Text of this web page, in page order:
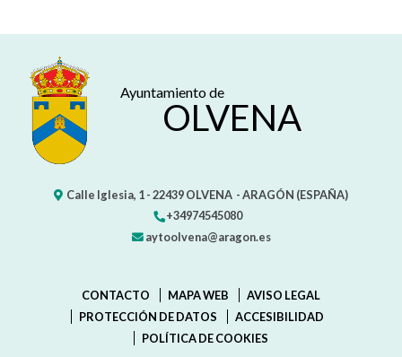
Ayuntamiento de
OLVENA
Calle Iglesia, 1 -22439OLVENA - ARAGÓN (ESPAÑA)
+34974545080
aytoolvena@aragon.es
CONTACTO MAPA WEB
AVISO LEGAL
PROTECCIÓN DE DATOS
ACCESIBILIDAD
POLÍTICA DE COOKIES